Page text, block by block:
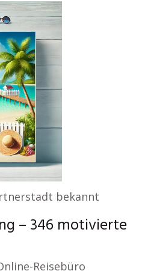
bekannt
– 346 motivierte
Reisebüro